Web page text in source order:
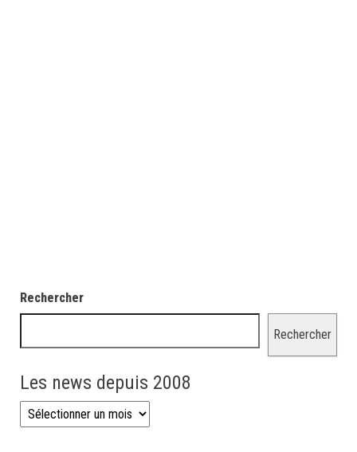
Rechercher
Rechercher
Les news depuis 2008
Les news depuis 2008